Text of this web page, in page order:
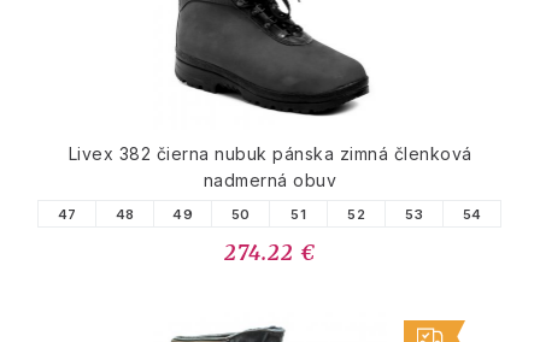
Livex 382 čierna nubuk pánska zimná členková
nadmerná obuv
47 48 49 50 51 52 53 54
274.22 €